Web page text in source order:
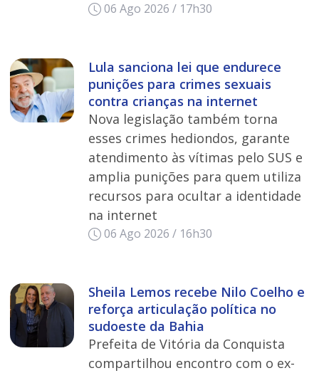
06 Ago 2026 / 17h30
Lula sanciona lei que endurece
punições para crimes sexuais
contra crianças na internet
Nova legislação também torna
esses crimes hediondos, garante
atendimento às vítimas pelo SUS e
amplia punições para quem utiliza
recursos para ocultar a identidade
na internet
06 Ago 2026 / 16h30
Sheila Lemos recebe Nilo Coelho e
reforça articulação política no
sudoeste da Bahia
Prefeita de Vitória da Conquista
compartilhou encontro com o ex-